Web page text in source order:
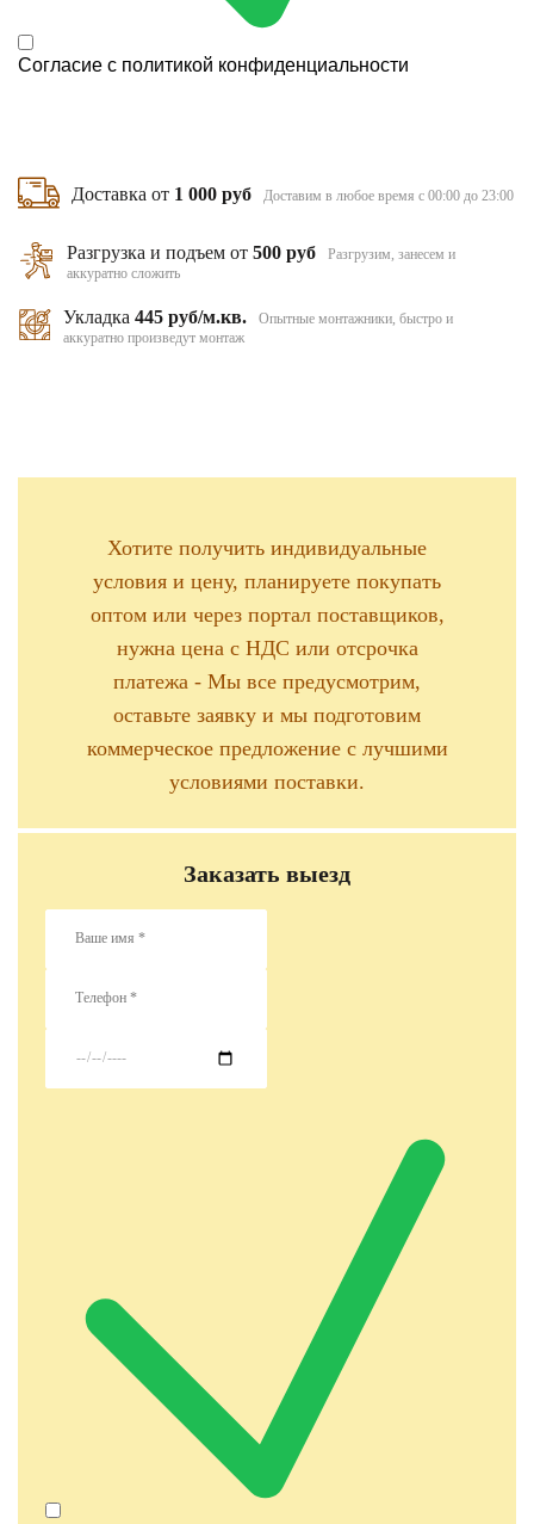
Согласие с политикой конфиденциальности
Доставка от 1 000 руб Доставим в любое время с 00:00 до 23:00
Разгрузка и подъем от500 руб
Разгрузим, занесем и
аккуратно сложить
Укладка 445 руб/м.кв.
Опытные монтажники, быстро и
аккуратно произведут монтаж
Хотите получить индивидуальные
условия и цену, планируете покупать
оптом или через портал поставщиков,
нужна цена с НДС или отсрочка
платежа - Мы все предусмотрим,
оставьте заявку и мы подготовим
коммерческое предложение с лучшими
условиями поставки.
Заказать выезд